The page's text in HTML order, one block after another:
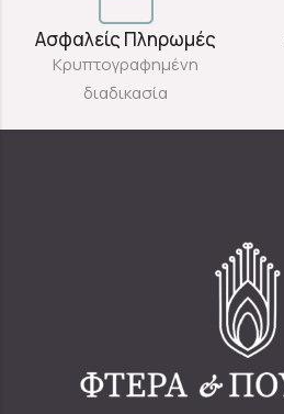
Ασφαλείς Πληρωμές
Κρυπτογραφημένη
διαδικασία